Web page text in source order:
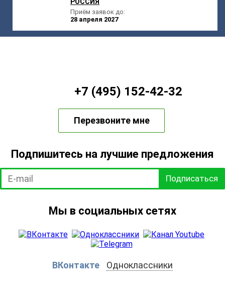
Приём заявок до:
28 апреля 2027
+7 (495) 152-42-32
Перезвоните мне
Подпишитесь на лучшие предложения
Подписаться
Мы в социальных сетях
ВКонтакте Одноклассники